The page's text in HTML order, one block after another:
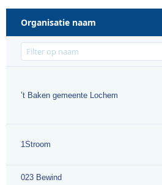
Organisatie naam
’t Baken gemeente Lochem
1Stroom
023 Bewind